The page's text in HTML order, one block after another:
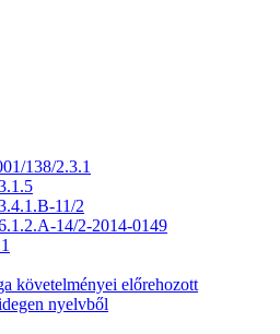
138/2.3.1
11/2
14/2-2014-0149
követelményei előrehozott
nyelvből